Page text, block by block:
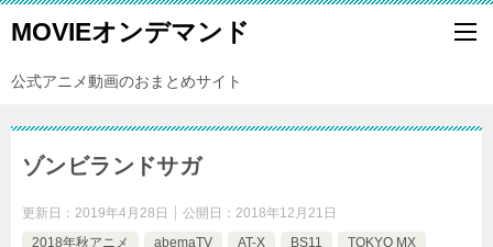
MOVIEオンデマンド
公式アニメ動画のおまとめサイト
ゾンビランドサガ
更新日： 2019年4月28日 公開日： 2018年12月21日
2018年秋アニメ
abemaTV AT-X BS11
TOKYO MX